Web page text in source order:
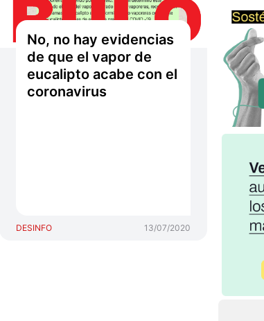
No, no hay evidencias
de que el vapor de
eucalipto acabe con el
coronavirus
DESINFO 13/07/2020